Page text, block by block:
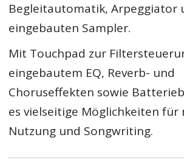
Begleitautomatik, Arpeggiator
eingebauten Sampler.
Mit Touchpad zur
eingebautem EQ, Reverb- und
Choruseffekten sowie
es vielseitige Möglichkeiten für
Nutzung und Songwriting.